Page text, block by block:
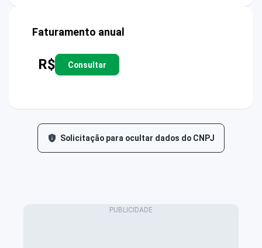
Faturamento anual
R$ Consultar
Solicitação para ocultar dados do CNPJ